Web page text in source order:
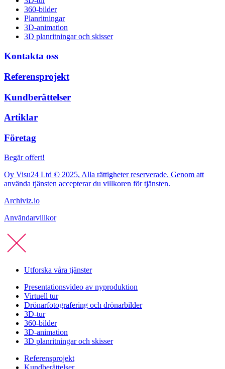
360-bilder
Planritningar
3D-animation
3D planritningar och skisser
Kontakta oss
Referensprojekt
Kundberättelser
Artiklar
Företag
Begär offert!
Oy Visu24 Ltd © 2025, Alla rättigheter reserverade. Genom att
använda tjänsten accepterar du villkoren för tjänsten.
Archiviz.io
Användarvillkor
Utforska våra tjänster
Presentationsvideo av nyproduktion
Virtuell tur
Drönarfotografering och drönarbilder
3D-tur
360-bilder
3D-animation
3D planritningar och skisser
Referensprojekt
Kundberättelser